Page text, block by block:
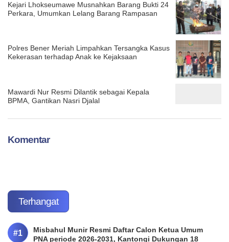
Kejari Lhokseumawe Musnahkan Barang Bukti 24
Perkara, Umumkan Lelang Barang Rampasan
Polres Bener Meriah Limpahkan Tersangka Kasus
Kekerasan terhadap Anak ke Kejaksaan
Mawardi Nur Resmi Dilantik sebagai Kepala
BPMA, Gantikan Nasri Djalal
Komentar
Terhangat
Misbahul Munir Resmi Daftar Calon Ketua Umum
PNA periode 2026-2031, Kantongi Dukungan 18